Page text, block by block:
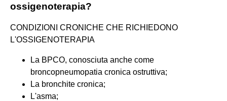
ossigenoterapia?
CONDIZIONI CRONICHE CHE RICHIEDONO
L'OSSIGENOTERAPIA
La BPCO, conosciuta anche come
broncopneumopatia cronica ostruttiva;
La bronchite cronica;
L'asma;